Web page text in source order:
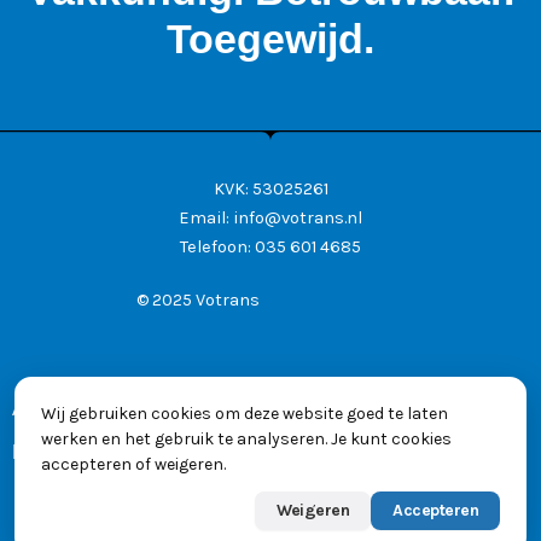
Toegewijd.
KVK: 53025261
Email: info@votrans.nl
Telefoon: 035 601 4685
© 2025 Votrans
Algemene voorwaarden
Privacyverklaring
Wij gebruiken cookies om deze website goed te laten
werken en het gebruik te analyseren. Je kunt cookies
accepteren of weigeren.
Weigeren Accepteren